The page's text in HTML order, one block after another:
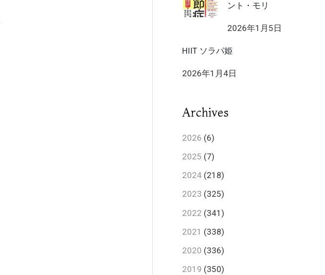
ント・モリ
2026年1月5日
HIIT ソラパ姫
2026年1月4日
Archives
2026 (6)
2025 (7)
2024 (218)
2023 (325)
2022 (341)
2021 (338)
2020 (336)
2019 (350)